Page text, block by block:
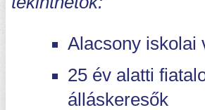
Alacsony iskolai
25 év alatti
álláskeresők